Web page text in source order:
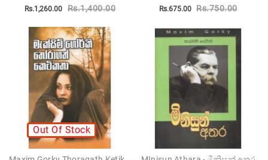
Rs.1,260.00 Rs.1,400.00 Rs.675.00 Rs.750.00
Out Of Stock